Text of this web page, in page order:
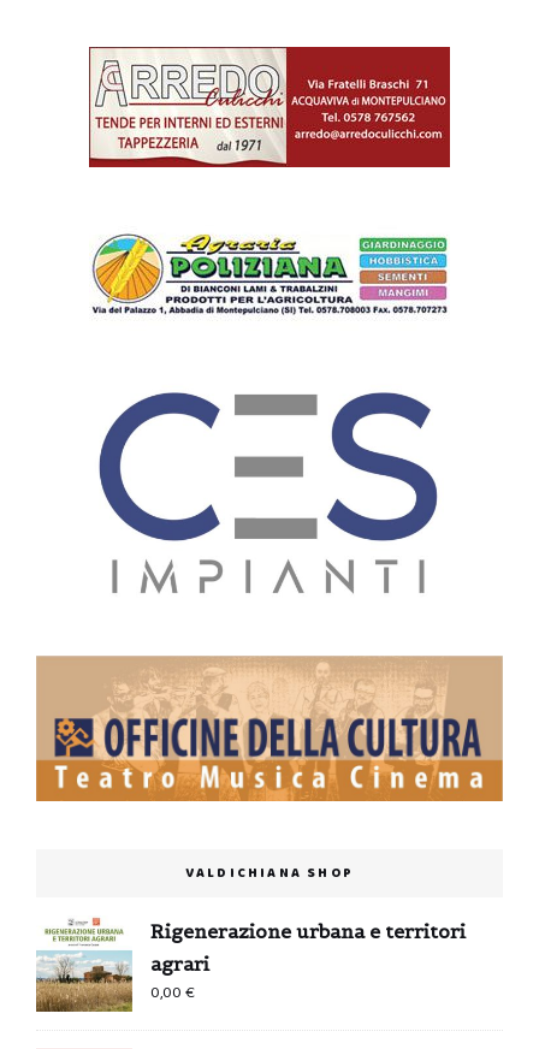
VALDICHIANA SHOP
Rigenerazione urbana e territori
agrari
0,00€